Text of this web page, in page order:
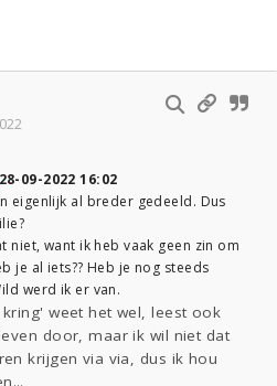
28-09-2022 16:02
eigenlijk al breder gedeeld. Dus
niet, want ik heb vaak geen zin om
je al iets?? Heb je nog steeds
werd ik er van.
weet het wel, leest ook
door, maar ik wil niet dat
krijgen via via, dus ik hou